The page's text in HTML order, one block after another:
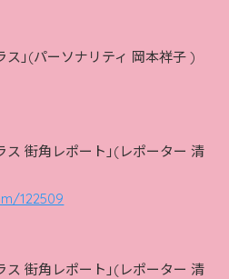
ス｣(パーソナリティ 岡本祥子 )
ス 街角レポート｣(レポーター 清
122509
ス 街角レポート｣(レポーター 清